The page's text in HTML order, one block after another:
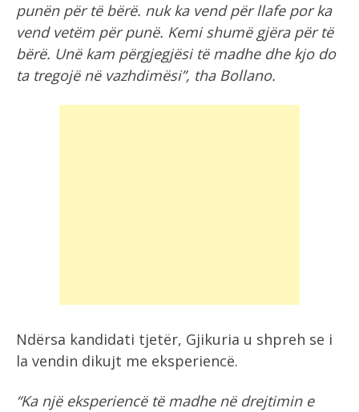
punën për të bërë. nuk ka vend për llafe por ka
vend vetëm për punë. Kemi shumë gjëra për të
bërë. Unë kam përgjegjësi të madhe dhe kjo do
ta tregojë në vazhdimësi”, tha Bollano.
Ndërsa kandidati tjetër, Gjikuria u shpreh se i
la vendin dikujt me eksperiencë.
“Ka një eksperiencë të madhe në drejtimin e